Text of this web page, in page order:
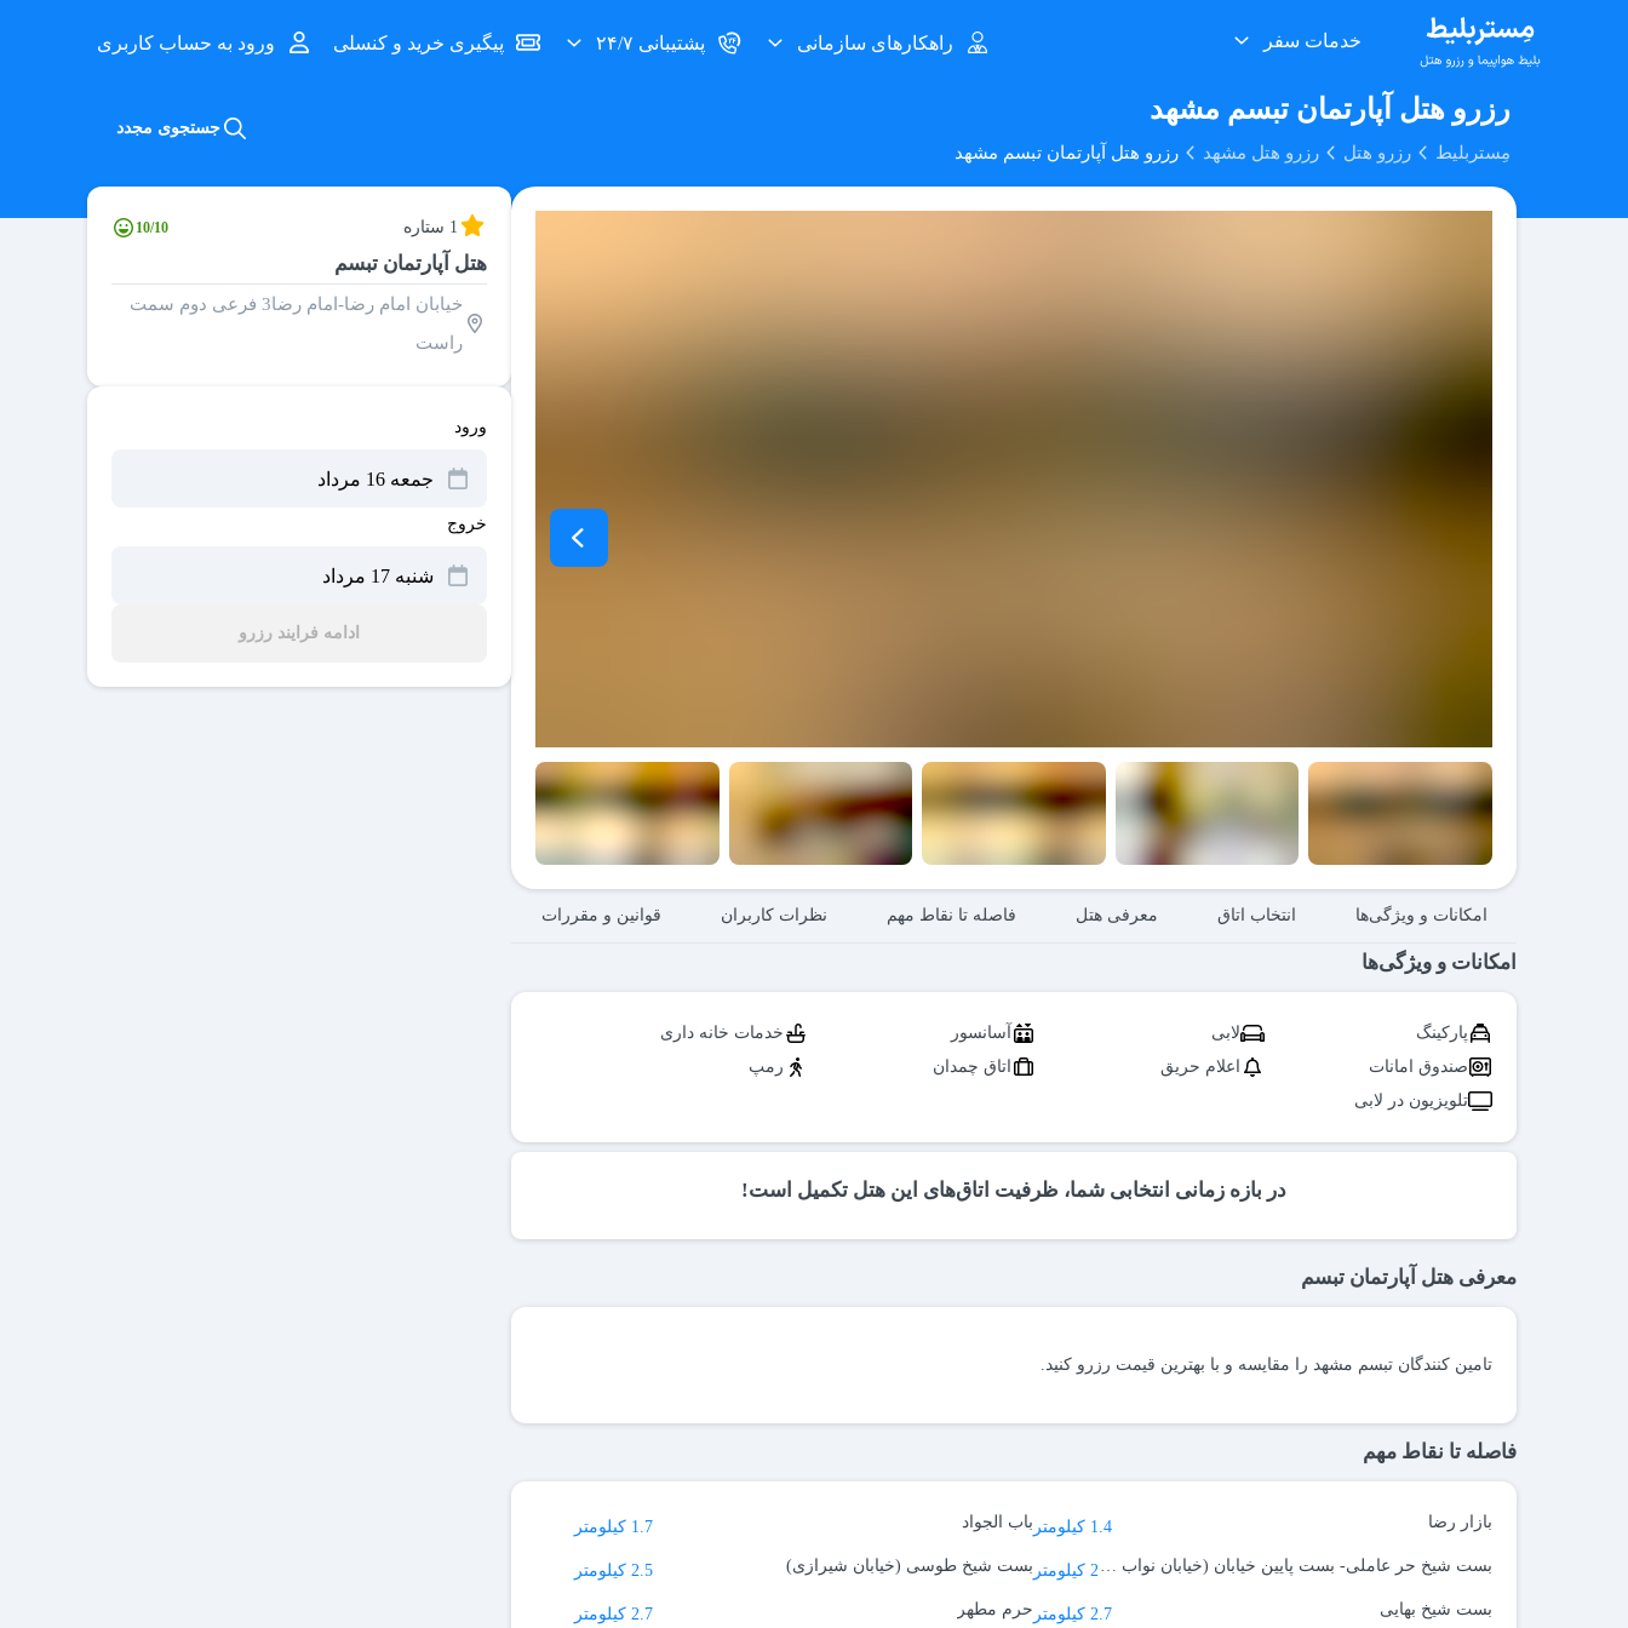
خدمات سفر راهکارهای سازمانی پشتیبانی ۲۴/۷ پیگیری خرید و کنسلی ورود به حساب کاربری
رزرو هتل آپارتمان تبسم مشهد
مِستربلیط رزرو هتل رزرو هتل مشهد رزرو هتل آپارتمان تبسم مشهد
جستجوی مجدد
1 ستاره 10/10
هتل آپارتمان تبسم
خیابان امام رضا-امام رضا3 فرعی دوم سمت
راست
ورود
خروج
ادامه فرایند رزرو
امکانات و ویژگی‌ها انتخاب اتاق معرفی هتل فاصله تا نقاط مهم نظرات کاربران قوانین و مقررات
امکانات و ویژگی‌ها
پارکینگ لابی آسانسور
خدمات خانه داری
صندوق امانات
اعلام حریق اتاق چمدان
رمپ
تلویزیون در لابی
در بازه زمانی انتخابی شما، ظرفیت اتاق‌های این هتل تکمیل است!
معرفی هتل آپارتمان تبسم
تامین کنندگان تبسم مشهد را مقایسه و با بهترین قیمت رزرو کنید.
فاصله تا نقاط مهم
بازار رضا 1.4 کیلومتر باب الجواد 1.7 کیلومتر
بست شیخ حر عاملی- بست پایین خیابان (خیابان نواب صفوی )2 کیلومتر بست شیخ طوسی (خیابان شیرازی) 2.5 کیلومتر
بست شیخ بهایی 2.7 کیلومتر حرم مطهر 2.7 کیلومتر